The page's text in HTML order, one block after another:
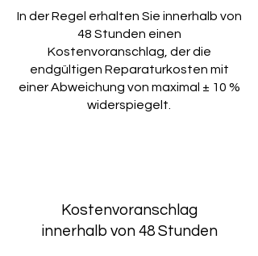
In der Regel erhalten Sie innerhalb von
48 Stunden einen
Kostenvoranschlag, der die
endgültigen Reparaturkosten mit
einer Abweichung von maximal ± 10 %
widerspiegelt.
Kostenvoranschlag
innerhalb von 48 Stunden